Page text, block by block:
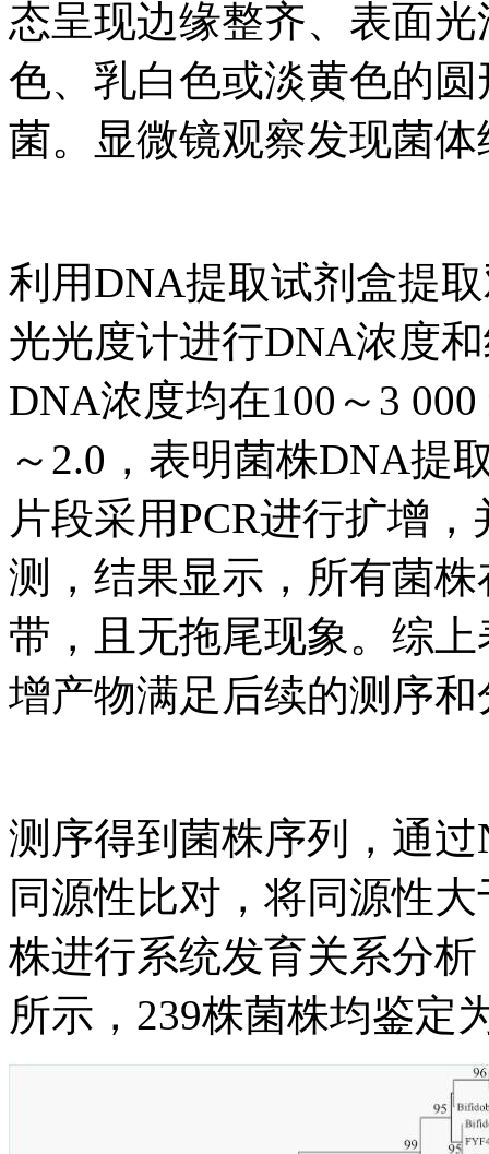
态呈现边缘整齐、表面
色、乳白色或淡黄色的
菌。显微镜观察发现菌
利用DNA提取试剂盒提
光光度计进行DNA浓度
DNA浓度均在100～3
～2.0，表明菌株DNA提
片段采用PCR进行扩增
测，结果显示，所有菌
带，且无拖尾现象。综
增产物满足后续的测序
测序得到菌株序列，通
同源性比对，将同源性
株进行系统发育关系分
所示，239株菌株均鉴定